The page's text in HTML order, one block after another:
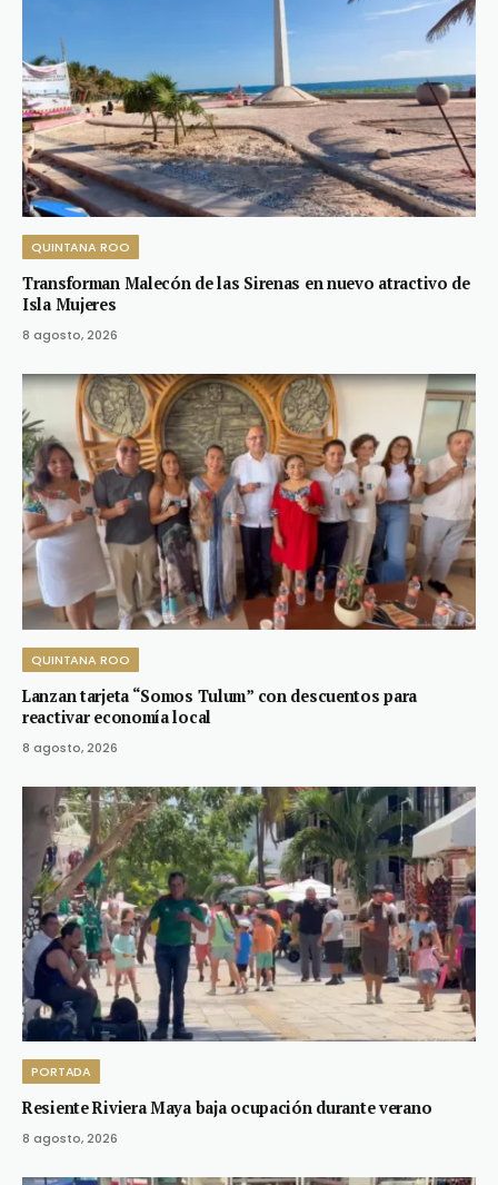
QUINTANA ROO
Transforman Malecón de las Sirenas en nuevo atractivo de
Isla Mujeres
8 agosto, 2026
QUINTANA ROO
Lanzan tarjeta “Somos Tulum” con descuentos para
reactivar economía local
8 agosto, 2026
PORTADA
Resiente Riviera Maya baja ocupación durante verano
8 agosto, 2026